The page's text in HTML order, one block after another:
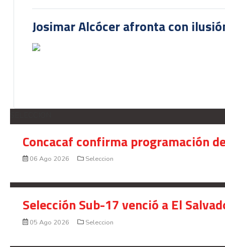
Josimar Alcócer afronta con
Concacaf confirma programación
06 Ago 2026 Seleccion
Selección Sub-17 venció a El
05 Ago 2026 Seleccion